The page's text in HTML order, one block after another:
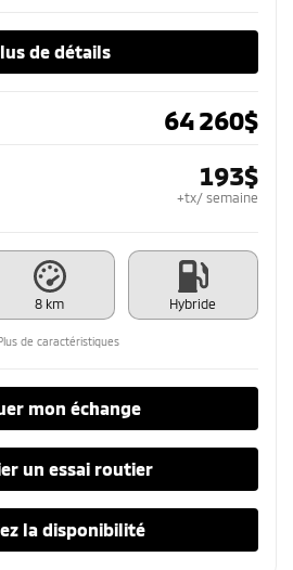
de détails
64 260$
193$
+tx/ semaine
8 km Hybride
de caractéristiques
mon échange
un essai routier
la disponibilité